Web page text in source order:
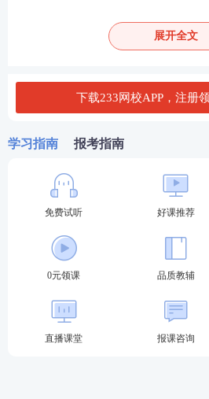
3、内部转移价格
点击试听-注册会计
展开全文
下载233网校APP，注册
学习指南 报考指南
免费试听 好课推荐
0元领课 品质教辅
直播课堂 报课咨询